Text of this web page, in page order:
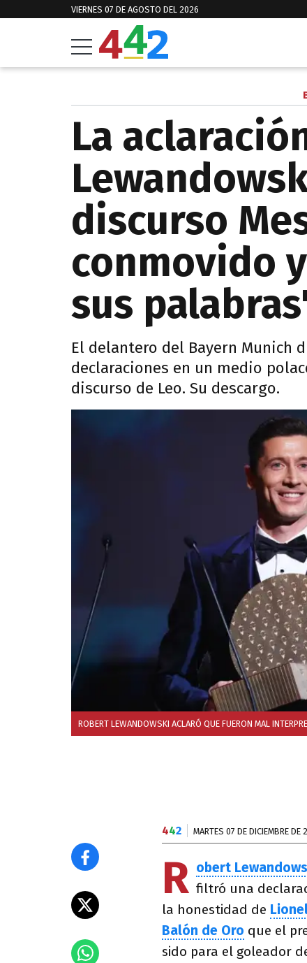
VIERNES 07 DE AGOSTO DEL 2026
La
discurso
conmovido
sus
El delantero del Bayern Munich
declaraciones en un medio
discurso de Leo. Su descargo.
ROBERT LEWANDOWSKI ACLARÓ QUE FUERON MAL
442 MARTES 07 DE DICIEMBRE DE
R obert
filtró una
la honestidad de
Balón de Oro que el
sido para el goleador